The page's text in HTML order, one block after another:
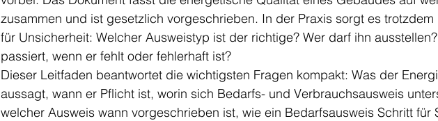
zusammen und ist gesetzlich vorgeschrieben. In der Praxis sorgt es trotzdem
für Unsicherheit: Welcher Ausweistyp ist der richtige? Wer darf ihn
passiert, wenn er fehlt oder fehlerhaft ist?
Dieser Leitfaden beantwortet die wichtigsten Fragen kompakt: Was der
aussagt, wann er Pflicht ist, worin sich Bedarfs- und Verbrauchsausweis
welcher Ausweis wann vorgeschrieben ist, wie ein Bedarfsausweis Schritt für